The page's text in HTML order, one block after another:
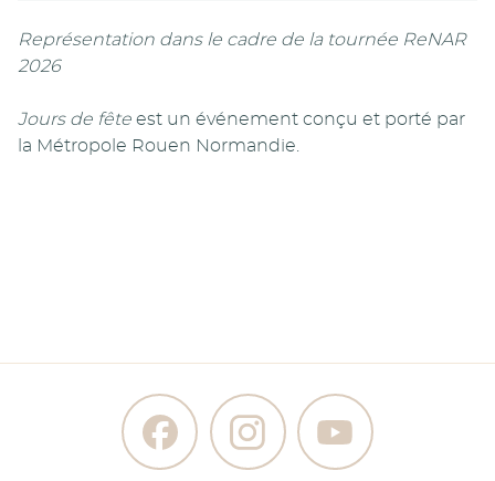
Représentation dans le cadre de la tournée ReNAR
2026
Jours de fête est un événement conçu et porté par
la Métropole Rouen Normandie.